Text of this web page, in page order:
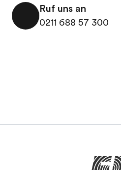
Ruf uns an
0211 688 57 300